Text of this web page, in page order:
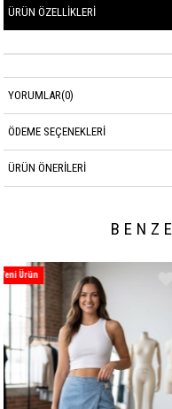
ÜRÜN ÖZELLIKLERI
YORUMLAR(0)
ÖDEME SEÇENEKLERI
ÜRÜN ÖNERILERI
Yeni Ürün